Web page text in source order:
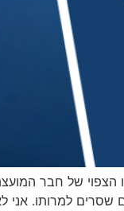
הצפוי של חבר
שסרים למרותו.